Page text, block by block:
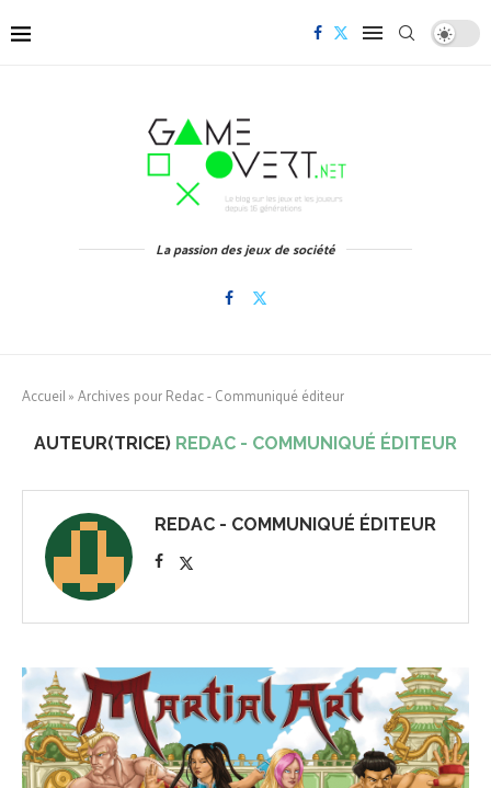
La passion des jeux de société
Accueil»Archives pour Redac - Communiqué éditeur
AUTEUR(TRICE) REDAC - COMMUNIQUÉ ÉDITEUR
REDAC - COMMUNIQUÉ ÉDITEUR